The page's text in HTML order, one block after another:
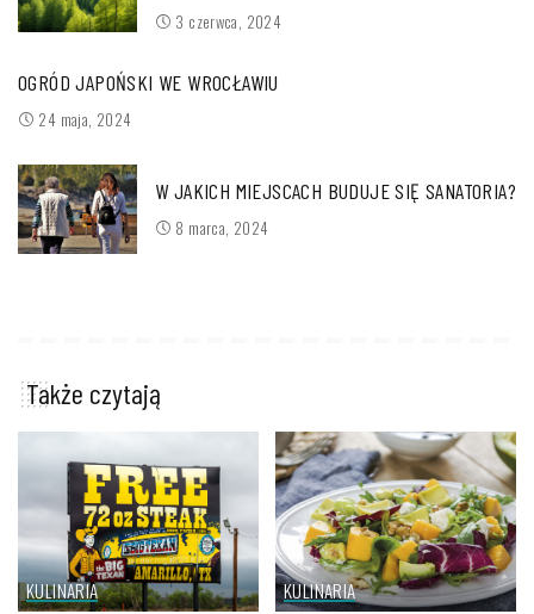
3 czerwca, 2024
OGRÓD JAPOŃSKI WE WROCŁAWIU
24 maja, 2024
W JAKICH MIEJSCACH BUDUJE SIĘ SANATORIA?
8 marca, 2024
Także czytają
KULINARIA
KULINARIA